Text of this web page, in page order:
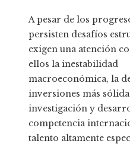
A pesar de los
persisten desafíos
exigen una atención
ellos la inestabilidad
macroeconómica, la
inversiones más
investigación y
competencia
talento altamente